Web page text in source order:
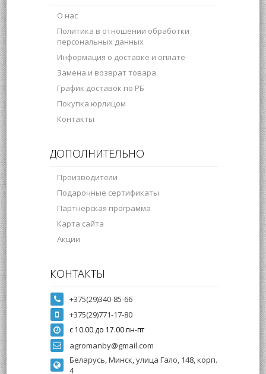
О нас
Политика в отношении обработки
персональных данных
Информация о доставке и оплате
Замена и возврат товара
График доставок по РБ
Покупка юрлицом
Контакты
ДОПОЛНИТЕЛЬНО
Производители
Подарочные сертификаты
Партнёрская программа
Карта сайта
Акции
КОНТАКТЫ
+375(29)340-85-66
+375(29)771-17-80
с 10.00 до 17.00 пн-пт
agromanby@gmail.com
Беларусь, Минск, улица Гало, 148, корп.
4